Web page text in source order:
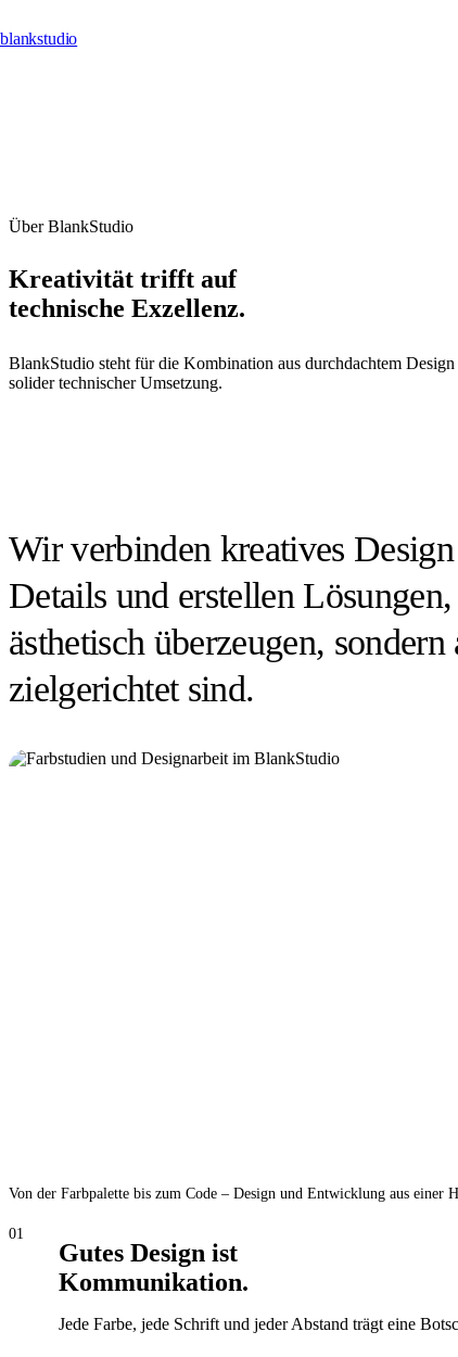
blankstudio
Über BlankStudio
Kreativität trifft auf
technische Exzellenz.
BlankStudio steht für die Kombination aus durchdachtem Design
solider technischer Umsetzung.
Wir verbinden kreatives
Details und erstellen
ästhetisch überzeugen,
zielgerichtet sind.
Von der Farbpalette bis zum Code – Design und Entwicklung aus einer
01
Gutes Design ist
Kommunikation.
Jede Farbe, jede Schrift und jeder Abstand trägt eine